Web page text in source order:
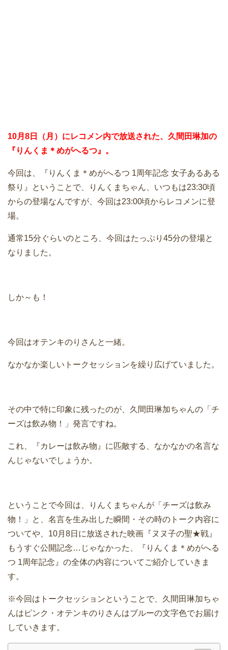
10月8日（月）にレコメン内で放送された、久間田琳加の
『りんくま＊めがへるつ』。
今回は、『りんくま＊めがへるつ 1周年記念 女子あるある
祭り』ということで、りんくまちゃん、いつもは23:30頃
からの登場なんですが、今回は23:00頃からレコメンに登
場。
通常15分ぐらいのところ、今回はたっぷり45分の登場と
なりました。
しか～も！
今回はオテンキのりさんと一緒。
なかなか楽しいトークセッションを繰り広げていました。
その中で特に印象に残ったのが、久間田琳加ちゃんの「チ
ーズは飲み物！」発言ですね。
これ、『カレーは飲み物』に匹敵する、なかなかの名言な
んじゃないでしょうか。
ということで今回は、りんくまちゃんが「チーズは飲み
物！」と、名言を生み出した瞬間・その時のトーク内容に
ついてや、10月8日に放送された映画『ヌヌ子の聖★戦』
もうすぐ公開記念…じゃなかった、『りんくま＊めがへる
つ 1周年記念』の全体の内容についてご紹介していきま
す。
※今回はトークセッションということで、久間田琳加ちゃ
んはピンク・オテンキのりさんはブルーの文字色でお届け
していきます。